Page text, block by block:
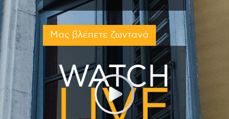
Μας βλέπετε ζωντανά